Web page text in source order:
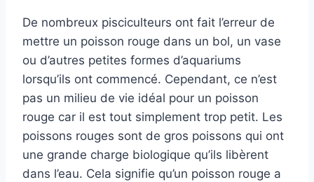
De nombreux pisciculteurs ont fait l’erreur de
mettre un poisson rouge dans un bol, un vase
ou d’autres petites formes d’aquariums
lorsqu’ils ont commencé. Cependant, ce n’est
pas un milieu de vie idéal pour un poisson
rouge car il est tout simplement trop petit. Les
poissons rouges sont de gros poissons qui ont
une grande charge biologique qu’ils libèrent
dans l’eau. Cela signifie qu’un poisson rouge a